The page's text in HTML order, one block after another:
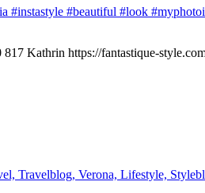
#instastyle #beautiful #look
817 Kathrin https://fantastique-